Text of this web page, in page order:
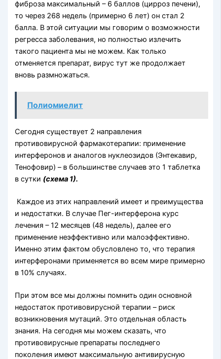
фиброза максимальный – 6 баллов (цирроз печени),
то через 268 недель (примерно 6 лет) он стал 2
балла. В этой ситуации мы говорим о возможности
регресса заболевания, но полностью излечить
такого пациента мы не можем. Как только
отменяется препарат, вирус тут же продолжает
вновь размножаться.
Полиомиелит
Сегодня существует 2 направления
противовирусной фармакотерапии: применение
интерферонов и аналогов нуклеозидов (Энтекавир,
Тенофовир) – в большинстве случаев это 1 таблетка
в сутки (схема 1).
Каждое из этих направлений имеет и преимущества
и недостатки. В случае Пег-интерферона курс
лечения – 12 месяцев (48 недель), далее его
применение неэффективно или малоэффективно.
Именно этим фактом обусловлено то, что терапия
интерферонами применяется во всем мире примерно
в 10% случаях.
При этом все мы должны помнить один основной
недостаток противовирусной терапии – риск
возникновения мутаций. Это отдельная область
знания. На сегодня мы можем сказать, что
противовирусные препараты последнего
поколения имеют максимальную антивирусную